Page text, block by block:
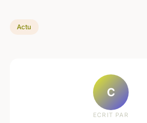
Actu
C
ECRIT PAR